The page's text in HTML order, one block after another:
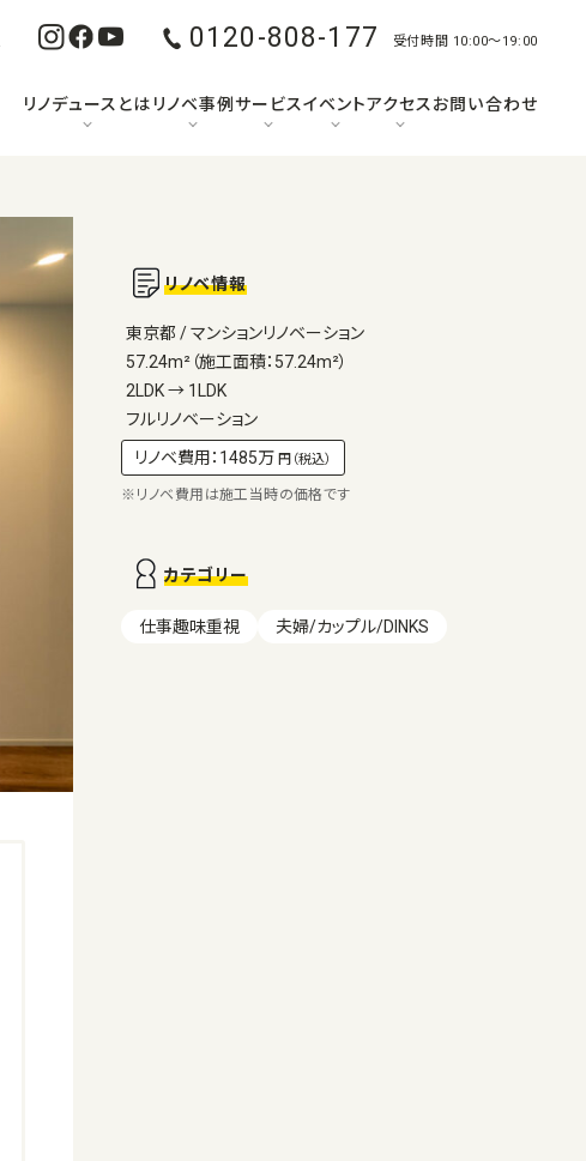
0120-808-177 受付時間 10:00〜19:00
リノデュースとは リノベ事例サービスイベントアクセス お問い合わせ
リノベ情報
東京都 / マンションリノベーション
57.24m²（施工面積：57.24m²）
2LDK → 1LDK
フルリノベーション
リノベ費用：1485万 円（税込）
※リノベ費用は施工当時の価格です
カテゴリー
仕事趣味重視 夫婦/カップル/DINKS